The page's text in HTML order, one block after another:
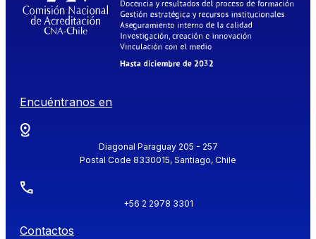
Encuéntranos en
Diagonal Paraguay 205 - 257
Postal Code 8330015, Santiago, Chile
+56 2 2978 3301
Contactos